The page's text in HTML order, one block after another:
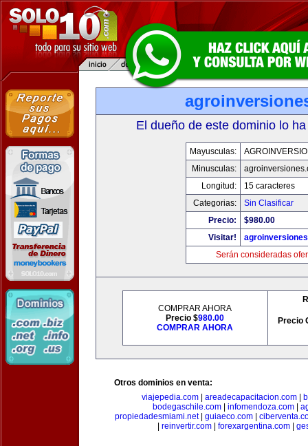
El dueño de este dominio lo
Mayusculas:
Minusculas:
Longitud:
15 caracteres
Categorias:
Sin Clasificar
Precio:
$980.00
Visitar!
Serán consideradas
COMPRAR AHORA
Precio $980.00
COMPRAR AHORA
Precio
Otros dominios en venta:
viajepedia.com| areadecapacitacion.com|
bodegaschile.com| infomendoza.com|
propiedadesmiami.net| guiaeco.com|
reinvertir.com| forexargentina.com|